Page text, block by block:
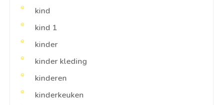
kind
kind 1
kinder
kinder kleding
kinderen
kinderkeuken